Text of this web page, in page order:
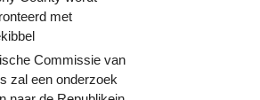
met
Commissie van
zal een onderzoek